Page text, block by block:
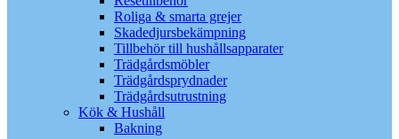
Roliga & smarta grejer
Skadedjursbekämpning
Tillbehör till hushållsapparater
Trädgårdsmöbler
Trädgårdsprydnader
Trädgårdsutrustning
Kök & Hushåll
Bakning